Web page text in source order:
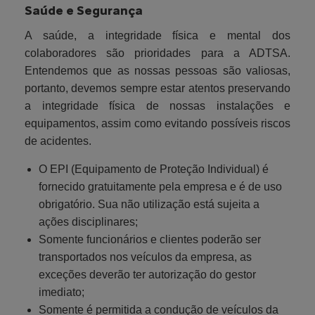
Saúde e Segurança
A saúde, a integridade física e mental dos
colaboradores são prioridades para a ADTSA.
Entendemos que as nossas pessoas são valiosas,
portanto, devemos sempre estar atentos preservando
a integridade física de nossas instalações e
equipamentos, assim como evitando possíveis riscos
de acidentes.
O EPI (Equipamento de Proteção Individual) é
fornecido gratuitamente pela empresa e é de uso
obrigatório. Sua não utilização está sujeita a
ações disciplinares;
Somente funcionários e clientes poderão ser
transportados nos veículos da empresa, as
exceções deverão ter autorização do gestor
imediato;
Somente é permitida a condução de veículos da